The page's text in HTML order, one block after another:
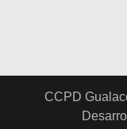
CCPD